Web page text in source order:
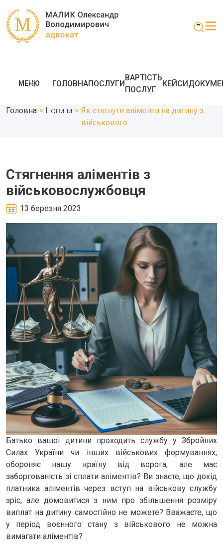
МЕНЮ ГОЛОВНАПОСЛУГИ
ВАРТІСТЬ
ПОСЛУГ
КЕЙСИ
Головна > Новини > Як стягнути аліменти на дитину з
військового
Стягнення аліментів з
військовослужбовця
13 березня 2023
Батько вашої дитини проходить службу у Збройних
Силах України чи інших військових формуваннях,
обороняє нашу країну від ворога, але має
заборгованість зі сплати аліментів? Ви знаєте, що дохід
платника аліментів через вступ на військову службу
зріс, але домовитися з ним про збільшення розміру
виплат на дитину самостійно не можете? Вважаєте, що
у період воєнного стану з військового не можна
вимагати аліментів?